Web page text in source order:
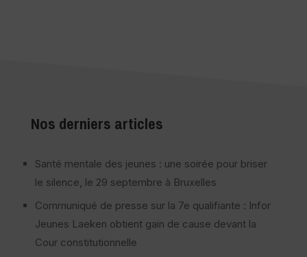
Nos derniers articles
Santé mentale des jeunes : une soirée pour briser
le silence, le 29 septembre à Bruxelles
Communiqué de presse sur la 7e qualifiante : Infor
Jeunes Laeken obtient gain de cause devant la
Cour constitutionnelle